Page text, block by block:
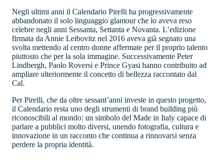
Negli ultimi anni il Calendario Pirelli ha progressivamente
abbandonato il solo linguaggio glamour che lo aveva reso
celebre negli anni Sessanta, Settanta e Novanta. L’edizione
firmata da Annie Leibovitz nel 2016 aveva già segnato una
svolta mettendo al centro donne affermate per il proprio talento
piuttosto che per la sola immagine. Successivamente Peter
Lindbergh, Paolo Roversi e Prince Gyasi hanno contribuito ad
ampliare ulteriormente il concetto di bellezza raccontato dal
Cal.
Per Pirelli, che da oltre sessant’anni investe in questo progetto,
il Calendario resta uno degli strumenti di brand building più
riconoscibili al mondo: un simbolo del Made in Italy capace di
parlare a pubblici molto diversi, unendo fotografia, cultura e
innovazione in un racconto che continua a rinnovarsi senza
perdere la propria identità.